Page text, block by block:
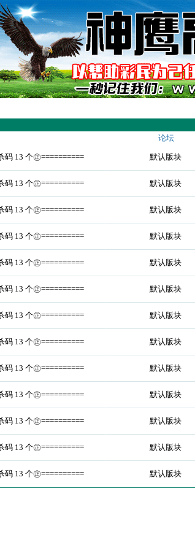
论坛
码 13 个㊣========== 默认版块
码 13 个㊣========== 默认版块
码 13 个㊣========== 默认版块
码 13 个㊣========== 默认版块
码 13 个㊣========== 默认版块
码 13 个㊣========== 默认版块
码 13 个㊣========== 默认版块
码 13 个㊣========== 默认版块
码 13 个㊣========== 默认版块
码 13 个㊣========== 默认版块
码 13 个㊣========== 默认版块
码 13 个㊣========== 默认版块
码 13 个㊣========== 默认版块